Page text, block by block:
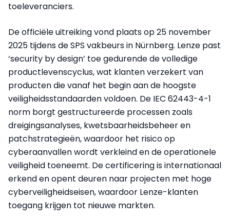
toeleveranciers.
De officiële uitreiking vond plaats op 25 november
2025 tijdens de SPS vakbeurs in Nürnberg. Lenze past
‘security by design’ toe gedurende de volledige
productlevenscyclus, wat klanten verzekert van
producten die vanaf het begin aan de hoogste
veiligheidsstandaarden voldoen. De IEC 62443-4-1
norm borgt gestructureerde processen zoals
dreigingsanalyses, kwetsbaarheidsbeheer en
patchstrategieën, waardoor het risico op
cyberaanvallen wordt verkleind en de operationele
veiligheid toeneemt. De certificering is internationaal
erkend en opent deuren naar projecten met hoge
cyberveiligheidseisen, waardoor Lenze-klanten
toegang krijgen tot nieuwe markten.